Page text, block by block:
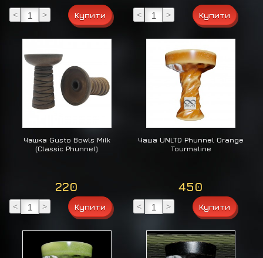
< > < >
Чашка Gusto Bowls Milk
(Classic Phunnel)
220
< >
Чаша UNLTD Phunnel Orange
Tourmaline
450
< >